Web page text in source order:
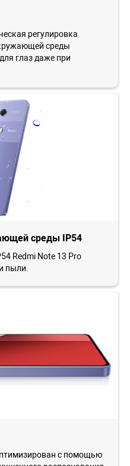
регулировка
среды
глаз даже при
среды IP54
Redmi Note 13 Pro
пыли.
с помощью